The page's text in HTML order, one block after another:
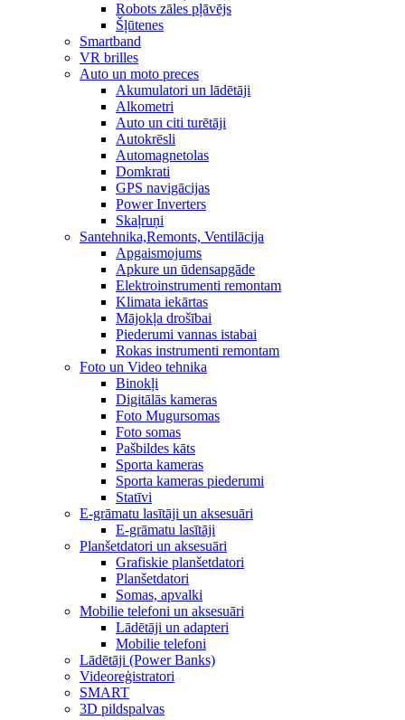
Robots zāles pļāvējs
Šļūtenes
Smartband
VR brilles
Auto un moto preces
Akumulatori un lādētāji
Alkometri
Auto un citi turētāji
Autokrēsli
Automagnetolas
Domkrati
GPS navigācijas
Power Inverters
Skaļruņi
Santehnika,Remonts, Ventilācija
Apgaismojums
Apkure un ūdensapgāde
Elektroinstrumenti remontam
Klimata iekārtas
Mājokļa drošībai
Piederumi vannas istabai
Rokas instrumenti remontam
Foto un Video tehnika
Binokļi
Digitālās kameras
Foto Mugursomas
Foto somas
Pašbildes kāts
Sporta kameras
Sporta kameras piederumi
Statīvi
E-grāmatu lasītāji un aksesuāri
E-grāmatu lasītāji
Planšetdatori un aksesuāri
Grafiskie planšetdatori
Planšetdatori
Somas, apvalki
Mobilie telefoni un aksesuāri
Lādētāji un adapteri
Mobilie telefoni
Lādētāji (Power Banks)
Videoreģistratori
SMART
3D pildspalvas